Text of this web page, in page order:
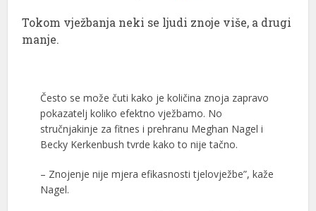
Tokom vježbanja neki se ljudi znoje više, a drugi
manje.
Često se može čuti kako je količina znoja zapravo
pokazatelj koliko efektno vježbamo. No
stručnjakinje za fitnes i prehranu Meghan Nagel i
Becky Kerkenbush tvrde kako to nije tačno.
– Znojenje nije mjera efikasnosti tjelovježbe”, kaže
Nagel.